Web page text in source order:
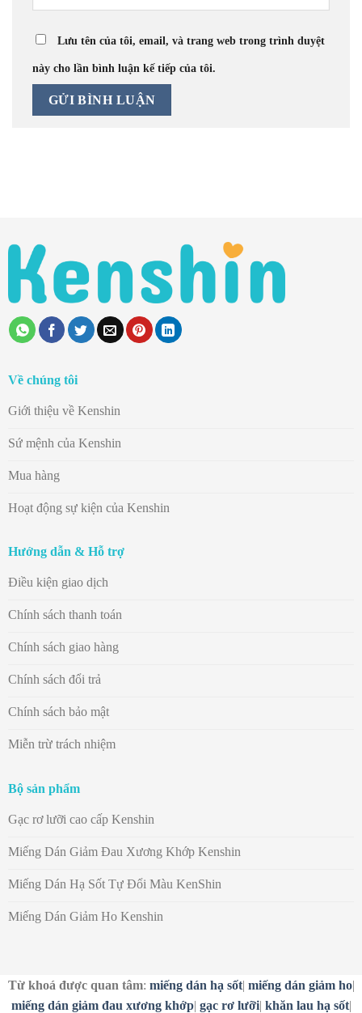
Lưu tên của tôi, email, và trang web trong trình duyệt
này cho lần bình luận kế tiếp của tôi.
Về chúng tôi
Giới thiệu về Kenshin
Sứ mệnh của Kenshin
Mua hàng
Hoạt động sự kiện của Kenshin
Hướng dẫn & Hỗ trợ
Điều kiện giao dịch
Chính sách thanh toán
Chính sách giao hàng
Chính sách đổi trả
Chính sách bảo mật
Miễn trừ trách nhiệm
Bộ sản phẩm
Gạc rơ lưỡi cao cấp Kenshin
Miếng Dán Giảm Đau Xương Khớp Kenshin
Miếng Dán Hạ Sốt Tự Đổi Màu KenShin
Miếng Dán Giảm Ho Kenshin
Từ khoá được quan tâm: miếng dán hạ sốt| miếng dán giảm ho|
miếng dán giảm đau xương khớp| gạc rơ lưỡi| khăn lau hạ sốt|